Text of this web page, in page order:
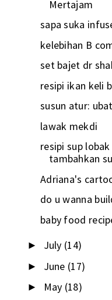
Mertajam
sapa suka
kelebihan B
set bajet dr
resipi ikan keli
susun atur:
lawak mekdi
resipi sup
tambahkan
Adriana's
do u wanna
baby food
► July (14)
► June (17)
► May (18)